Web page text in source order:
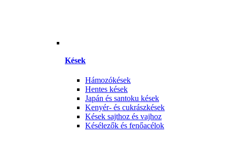
Kések
Hámozókések
Hentes kések
Japán és santoku kések
Kenyér- és cukrászkések
Kések sajthoz és vajhoz
Késélezők és fenőacélok